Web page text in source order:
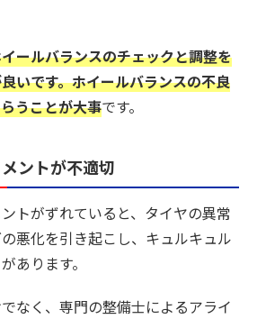
ールバランスのチェックと調整を
いです。ホイールバランスの不良
うことが大事です。
ントが不適切
トがずれていると、タイヤの異常
悪化を引き起こし、キュルキュル
あります。
なく、専門の整備士によるアライ